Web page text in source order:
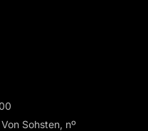
Sohsten, nº